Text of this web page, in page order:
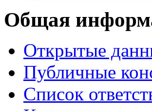
Общая
Открытые
Публичные
Список